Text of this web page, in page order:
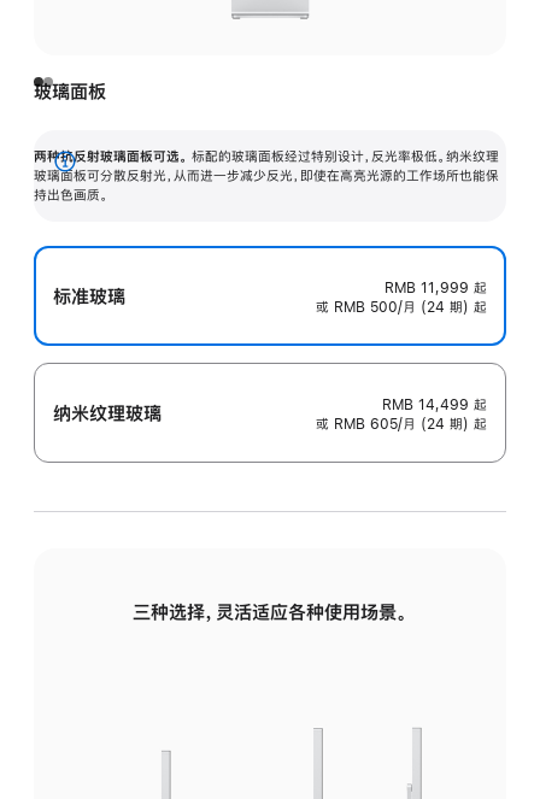
玻璃面板
两种抗反射玻璃面板可选。 标配的玻璃面板经过特别设计，反光率极低。纳米纹理
玻璃面板可分散反射光，从而进一步减少反光，即使在高亮光源的工作场所也能保
持出色画质。
展
开
标准玻璃 RMB 11,999 起
或 RMB 500/月 (24 期) 起
纳米纹理玻璃 RMB 14,499 起
或 RMB 605/月 (24 期) 起
三种选择，灵活适应各种使用场景。